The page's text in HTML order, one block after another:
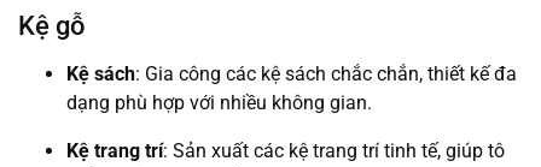
Kệ gỗ
Kệ sách: Gia công các kệ sách chắc chắn, thiết kế đa
dạng phù hợp với nhiều không gian.
Kệ trang trí: Sản xuất các kệ trang trí tinh tế, giúp tô